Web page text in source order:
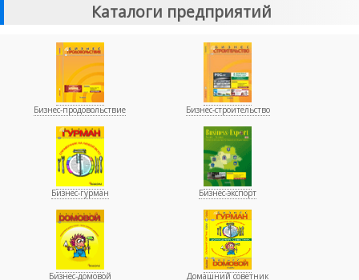
Каталоги предприятий
Бизнес-продовольствие Бизнес-строительство
Бизнес-гурман Бизнес-экспорт
Бизнес-домовой Домашний советник